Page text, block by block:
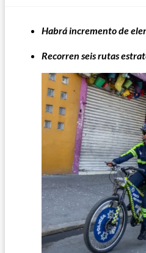
Habrá incremento de
Recorren seis rutas